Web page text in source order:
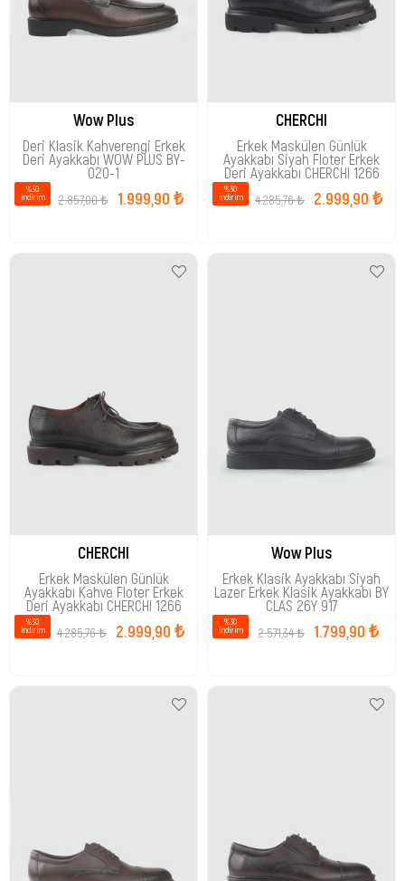
Wow Plus
Deri Klasik Kahverengi Erkek
Deri Ayakkabı WOW PLUS BY-
020-1
1.999,90 ₺
2.857,00 ₺
%30
i̇ndirim
CHERCHI
Erkek Maskülen Günlük
Ayakkabı Siyah Floter Erkek
Deri Ayakkabı CHERCHI 1266
2.999,90 ₺
4.285,76 ₺
%30
i̇ndirim
CHERCHI
Erkek Maskülen Günlük
Ayakkabı Kahve Floter Erkek
Deri Ayakkabı CHERCHI 1266
2.999,90 ₺
4.285,76 ₺
%30
i̇ndirim
Wow Plus
Erkek Klasik Ayakkabı Siyah
Lazer Erkek Klasik Ayakkabı BY
CLAS 26Y 917
1.799,90 ₺
2.571,34 ₺
%30
i̇ndirim